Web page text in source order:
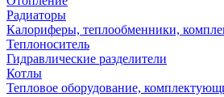
Радиаторы
Калориферы, теплообменники,
Теплоноситель
Гидравлические разделители
Котлы
Тепловое оборудование,